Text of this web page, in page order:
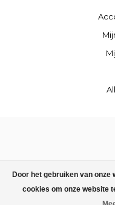
Door het gebruiken van
cookies om onze website
© Copyright 2026